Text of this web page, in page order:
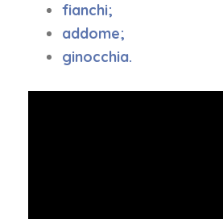
fianchi;
addome;
ginocchia.